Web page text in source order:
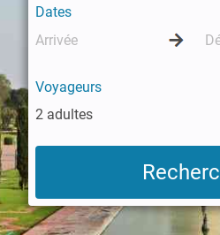
Dates
Voyageurs
2 adultes